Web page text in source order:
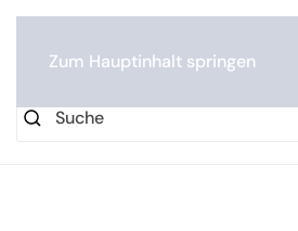
Zum Hauptinhalt springen